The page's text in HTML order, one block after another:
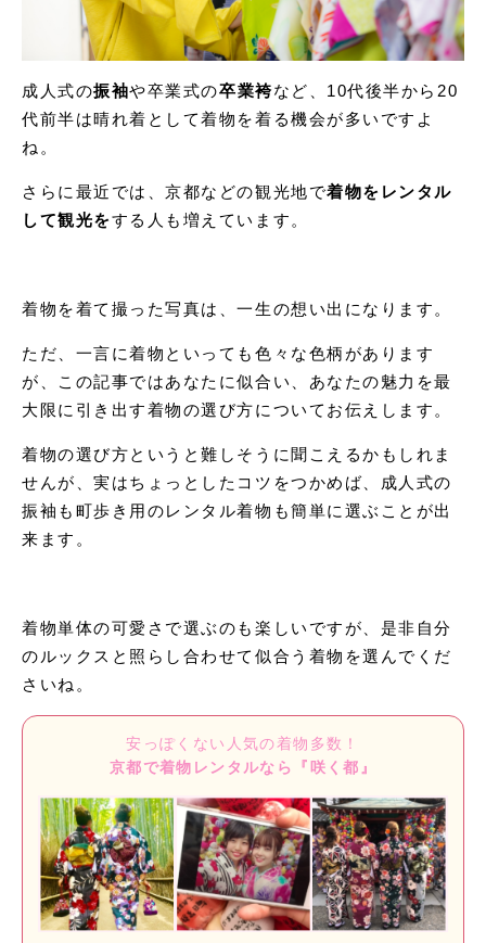
成人式の振袖や卒業式の卒業袴など、10代後半から20
代前半は晴れ着として着物を着る機会が多いですよ
ね。
さらに最近では、京都などの観光地で着物をレンタル
して観光をする人も増えています。
着物を着て撮った写真は、一生の想い出になります。
ただ、一言に着物といっても色々な色柄があります
が、この記事ではあなたに似合い、あなたの魅力を最
大限に引き出す着物の選び方についてお伝えします。
着物の選び方というと難しそうに聞こえるかもしれま
せんが、実はちょっとしたコツをつかめば、成人式の
振袖も町歩き用のレンタル着物も簡単に選ぶことが出
来ます。
着物単体の可愛さで選ぶのも楽しいですが、是非自分
のルックスと照らし合わせて似合う着物を選んでくだ
さいね。
安っぽくない人気の着物多数！
京都で着物レンタルなら『咲く都』